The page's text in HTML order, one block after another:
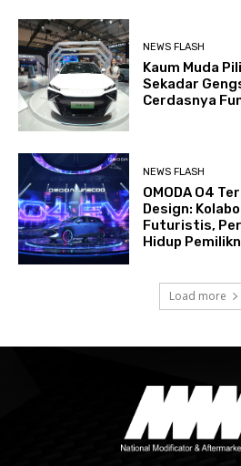
NEWS FLASH
Kaum Muda
Sekadar
Cerdasnya
NEWS FLASH
OMODA O4
Design:
Futuristis,
Hidup
Load more